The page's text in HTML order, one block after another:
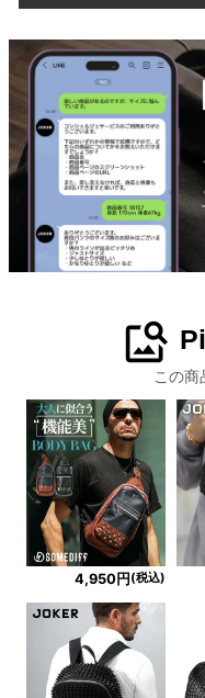
image_search
この商
4,950円 (税込)